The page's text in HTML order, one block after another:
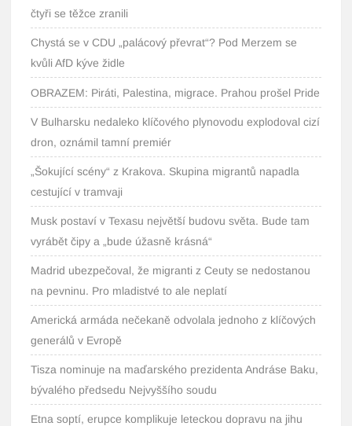
čtyři se těžce zranili
Chystá se v CDU „palácový převrat“? Pod Merzem se
kvůli AfD kýve židle
OBRAZEM: Piráti, Palestina, migrace. Prahou prošel Pride
V Bulharsku nedaleko klíčového plynovodu explodoval cizí
dron, oznámil tamní premiér
„Šokující scény“ z Krakova. Skupina migrantů napadla
cestující v tramvaji
Musk postaví v Texasu největší budovu světa. Bude tam
vyrábět čipy a „bude úžasně krásná“
Madrid ubezpečoval, že migranti z Ceuty se nedostanou
na pevninu. Pro mladistvé to ale neplatí
Americká armáda nečekaně odvolala jednoho z klíčových
generálů v Evropě
Tisza nominuje na maďarského prezidenta Andráse Baku,
bývalého předsedu Nejvyššího soudu
Etna soptí, erupce komplikuje leteckou dopravu na jihu